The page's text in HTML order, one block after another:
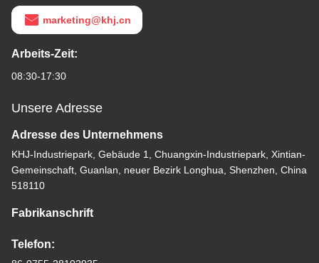
marketing@khj.cn
Arbeits-Zeit:
08:30-17:30
Unsere Adresse
Adresse des Unternehmens
KHJ-Industriepark, Gebäude 1, Chuangxin-Industriepark, Xintian-
Gemeinschaft, Guanlan, neuer Bezirk Longhua, Shenzhen, China
518110
Fabrikanschrift
Telefon: